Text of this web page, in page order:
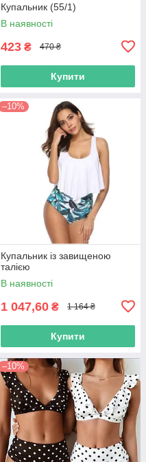
Купальник (55/1)
В наявності
423 ₴ 470 ₴
Купити
–10%
Купальник із завищеною
талією
В наявності
1 047,60 ₴ 1 164 ₴
Купити
–10%